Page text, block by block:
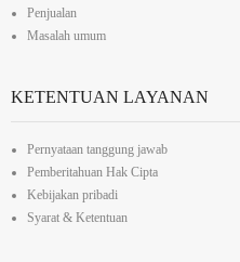
Penjualan
Masalah umum
KETENTUAN LAYANAN
Pernyataan tanggung jawab
Pemberitahuan Hak Cipta
Kebijakan pribadi
Syarat & Ketentuan